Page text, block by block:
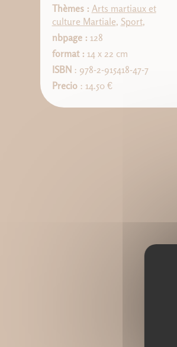
Thèmes : Arts martiaux et
culture Martiale, Sport,
nbpage : 128
format : 14 x 22 cm
ISBN : 978-2-915418-47-7
Precio: 14.50 €